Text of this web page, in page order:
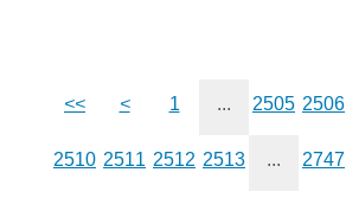
<< < 1 ... 2505 2506
2510 2511 2512 2513 ... 2747